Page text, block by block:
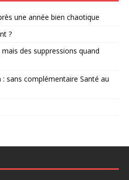
une année bien chaotique
?
des suppressions quand
: sans complémentaire Santé au